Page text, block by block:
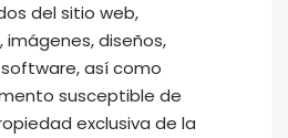
del sitio web,
diseños,
así como
susceptible de
exclusiva de la